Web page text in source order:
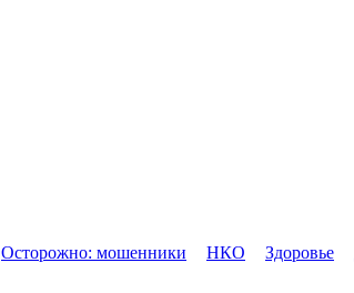
Осторожно: мошенники НКО Здоровье